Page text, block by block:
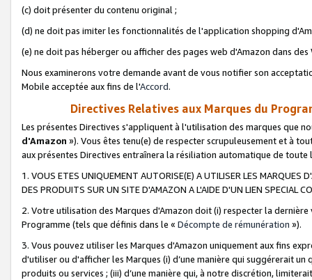
(c) doit présenter du contenu original ;
(d) ne doit pas imiter les fonctionnalités de l'application shopping
(e) ne doit pas héberger ou afficher des pages web d'Amazon dans
Nous examinerons votre demande avant de vous notifier son
Mobile acceptée aux fins de l'Accord.
Directives Relatives aux Marques du
Les présentes Directives s'appliquent à l'utilisation des marques que
d'Amazon »). Vous êtes tenu(e) de respecter scrupuleusement et à
aux présentes Directives entraînera la résiliation automatique de
1. VOUS ETES UNIQUEMENT AUTORISE(E) A UTILISER LES MARQUES
DES PRODUITS SUR UN SITE D'AMAZON A L'AIDE D'UN LIEN SPECIAL
2. Votre utilisation des Marques d'Amazon doit (i) respecter la
Programme (tels que définis dans le « Décompte de rémunération »).
3. Vous pouvez utiliser les Marques d'Amazon uniquement aux fins
d'utiliser ou d'afficher les Marques (i) d’une manière qui suggérerait
produits ou services ; (iii) d’une manière qui, à notre discrétion,